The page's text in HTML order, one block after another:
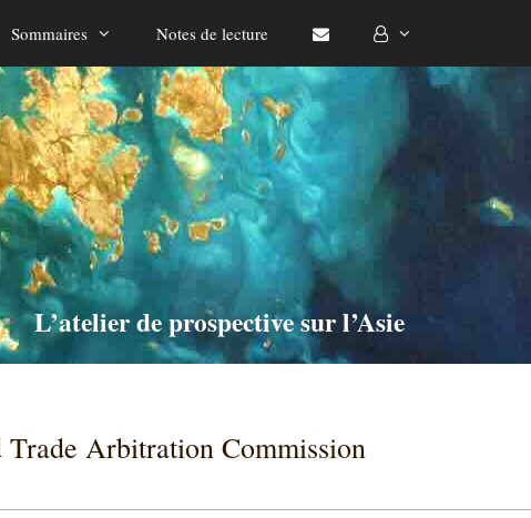
Sommaires Notes de lecture
L’atelier de prospective sur l’Asie
Arbitration Commission